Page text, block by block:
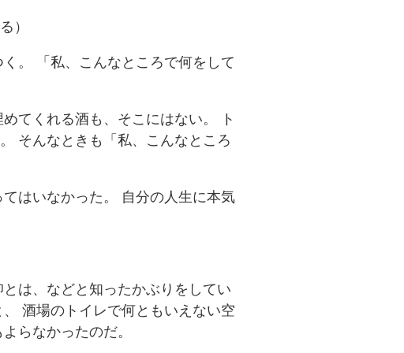
）
。 「私、こんなところで何をして
てくれる酒も、そこにはない。 ト
そんなときも「私、こんなところ
はいなかった。 自分の人生に本気
は、などと知ったかぶりをしてい
酒場のトイレで何ともいえない空
らなかったのだ。